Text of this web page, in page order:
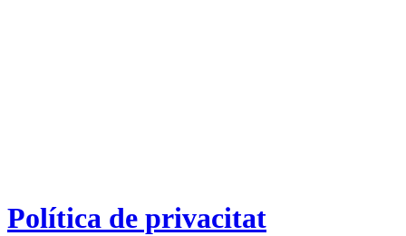
Política de privacitat